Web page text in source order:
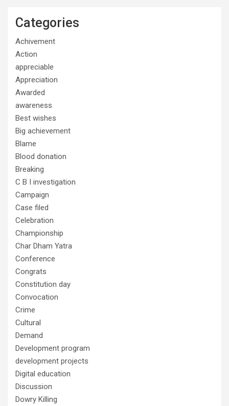
Categories
Achivement
Action
appreciable
Appreciation
Awarded
awareness
Best wishes
Big achievement
Blame
Blood donation
Breaking
C B I investigation
Campaign
Case filed
Celebration
Championship
Char Dham Yatra
Conference
Congrats
Constitution day
Convocation
Crime
Cultural
Demand
Development program
development projects
Digital education
Discussion
Dowry Killing